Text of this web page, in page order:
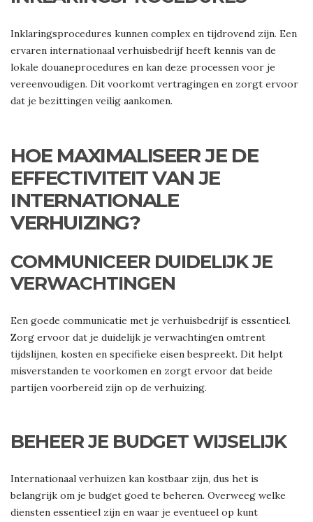
Inklaringsprocedures kunnen complex en tijdrovend zijn. Een
ervaren internationaal verhuisbedrijf heeft kennis van de
lokale douaneprocedures en kan deze processen voor je
vereenvoudigen. Dit voorkomt vertragingen en zorgt ervoor
dat je bezittingen veilig aankomen.
HOE MAXIMALISEER JE DE
EFFECTIVITEIT VAN JE
INTERNATIONALE
VERHUIZING?
COMMUNICEER DUIDELIJK JE
VERWACHTINGEN
Een goede communicatie met je verhuisbedrijf is essentieel.
Zorg ervoor dat je duidelijk je verwachtingen omtrent
tijdslijnen, kosten en specifieke eisen bespreekt. Dit helpt
misverstanden te voorkomen en zorgt ervoor dat beide
partijen voorbereid zijn op de verhuizing.
BEHEER JE BUDGET WIJSELIJK
Internationaal verhuizen kan kostbaar zijn, dus het is
belangrijk om je budget goed te beheren. Overweeg welke
diensten essentieel zijn en waar je eventueel op kunt